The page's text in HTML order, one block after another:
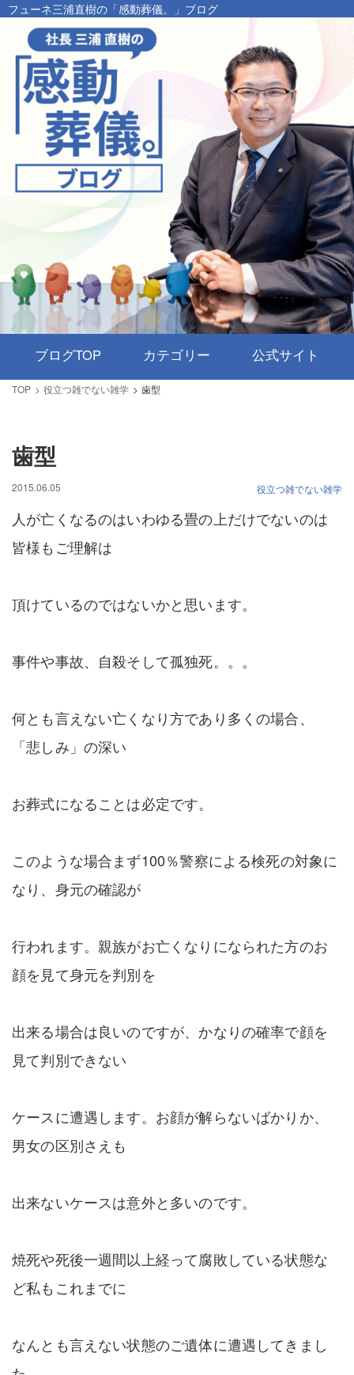
フューネ三浦直樹の「感動葬儀。」ブログ
ブログTOP カテゴリー 公式サイト
TOP 役立つ雑でない雑学 歯型
歯型
2015.06.05 役立つ雑でない雑学
人が亡くなるのはいわゆる畳の上だけでないのは
皆様もご理解は
頂けているのではないかと思います。
事件や事故、自殺そして孤独死。。。
何とも言えない亡くなり方であり多くの場合、
「悲しみ」の深い
お葬式になることは必定です。
このような場合まず100％警察による検死の対象に
なり、身元の確認が
行われます。親族がお亡くなりになられた方のお
顔を見て身元を判別を
出来る場合は良いのですが、かなりの確率で顔を
見て判別できない
ケースに遭遇します。お顔が解らないばかりか、
男女の区別さえも
出来ないケースは意外と多いのです。
焼死や死後一週間以上経って腐敗している状態な
ど私もこれまでに
なんとも言えない状態のご遺体に遭遇してきまし